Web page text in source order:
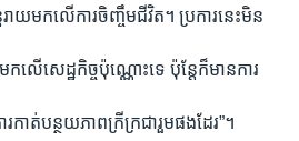
ាយមកលើការចិញ្ចឹមជីវិត។ ប្រការនេះមិន
កលើសេដ្ឋកិច្ចប៉ុណ្ណោះទេ ប៉ុន្តែក៏មានការ
ាត់បន្ថយភាពក្រីក្រជារួមផងដែរ”។